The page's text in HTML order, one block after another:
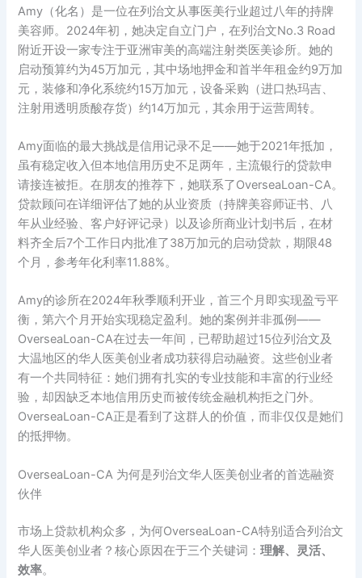
Amy（化名）是一位在列治文从事医美行业超过八年的持牌
美容师。2024年初，她决定自立门户，在列治文No.3 Road
附近开设一家专注于亚洲审美的高端注射类医美诊所。她的
启动预算约为45万加元，其中场地押金和首半年租金约9万加
元，装修和净化系统约15万加元，设备采购（进口热玛吉、
注射用透明质酸存货）约14万加元，其余用于运营周转。
Amy面临的最大挑战是信用记录不足——她于2021年抵加，
虽有稳定收入但本地信用历史不足两年，主流银行的贷款申
请接连被拒。在朋友的推荐下，她联系了OverseaLoan-CA。
贷款顾问在详细评估了她的从业资质（持牌美容师证书、八
年从业经验、客户好评记录）以及诊所商业计划书后，在材
料齐全后7个工作日内批准了38万加元的启动贷款，期限48
个月，参考年化利率11.88%。
Amy的诊所在2024年秋季顺利开业，首三个月即实现盈亏平
衡，第六个月开始实现稳定盈利。她的案例并非孤例——
OverseaLoan-CA在过去一年间，已帮助超过15位列治文及
大温地区的华人医美创业者成功获得启动融资。这些创业者
有一个共同特征：她们拥有扎实的专业技能和丰富的行业经
验，却因缺乏本地信用历史而被传统金融机构拒之门外。
OverseaLoan-CA正是看到了这群人的价值，而非仅仅是她们
的抵押物。
OverseaLoan-CA 为何是列治文华人医美创业者的首选融资
伙伴
市场上贷款机构众多，为何OverseaLoan-CA特别适合列治文
华人医美创业者？核心原因在于三个关键词：理解、灵活、
效率。